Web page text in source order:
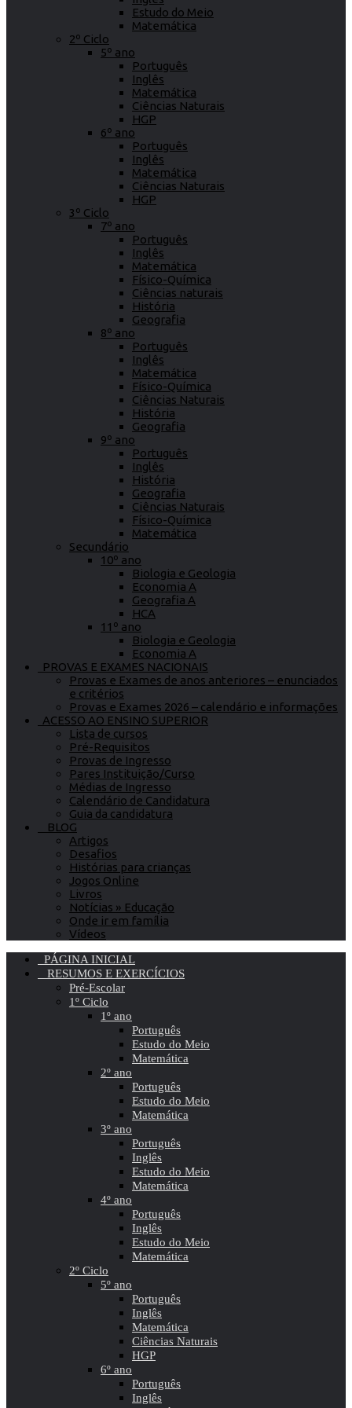
Estudo do Meio
Matemática
2º Ciclo
5º ano
Português
Inglês
Matemática
Ciências Naturais
HGP
6º ano
Português
Inglês
Matemática
Ciências Naturais
HGP
3º Ciclo
7º ano
Português
Inglês
Matemática
Físico-Química
Ciências naturais
História
Geografia
8º ano
Português
Inglês
Matemática
Físico-Química
Ciências Naturais
História
Geografia
9º ano
Português
Inglês
História
Geografia
Ciências Naturais
Físico-Química
Matemática
Secundário
10º ano
Biologia e Geologia
Economia A
Geografia A
HCA
11º ano
Biologia e Geologia
Economia A
PROVAS E EXAMES NACIONAIS
Provas e Exames de anos anteriores – enunciados
e critérios
Provas e Exames 2026 – calendário e informações
ACESSO AO ENSINO SUPERIOR
Lista de cursos
Pré-Requisitos
Provas de Ingresso
Pares Instituição/Curso
Médias de Ingresso
Calendário de Candidatura
Guia da candidatura
BLOG
Artigos
Desafios
Histórias para crianças
Jogos Online
Livros
Notícias » Educação
Onde ir em família
Vídeos
PÁGINA INICIAL
RESUMOS E EXERCÍCIOS
Pré-Escolar
1º Ciclo
1º ano
Português
Estudo do Meio
Matemática
2º ano
Português
Estudo do Meio
Matemática
3º ano
Português
Inglês
Estudo do Meio
Matemática
4º ano
Português
Inglês
Estudo do Meio
Matemática
2º Ciclo
5º ano
Português
Inglês
Matemática
Ciências Naturais
HGP
6º ano
Português
Inglês